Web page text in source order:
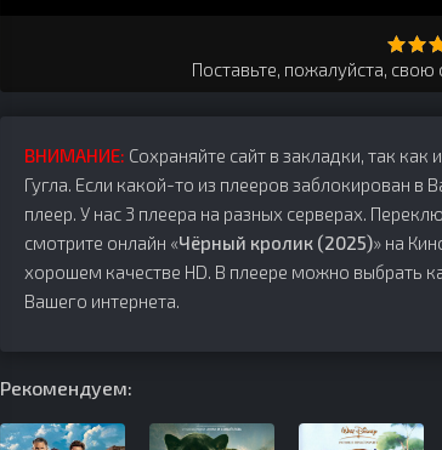
Поставьте, пожалуйста,
ВНИМАНИЕ: Сохраняйте сайт в закладки, так
Гугла. Если какой-то из плееров заблокирован
плеер. У нас 3 плеера на разных серверах.
смотрите онлайн «Чёрный кролик (2025)» на
хорошем качестве HD. В плеере можно выбрать
Вашего интернета.
Рекомендуем: